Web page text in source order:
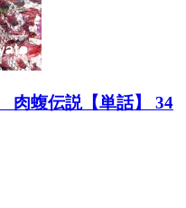
肉蝮伝説【単話】 34